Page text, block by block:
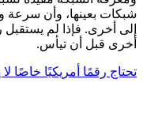
شبكات بعينها، وأن
إلى أخرى. فإذا لم
أخرى قبل أن تيأس.
تحتاج رقمًا أمريكيًا خاصًا